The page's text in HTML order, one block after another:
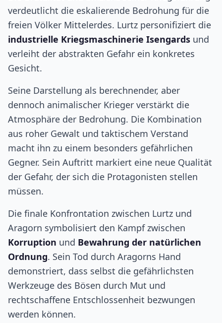
verdeutlicht die eskalierende Bedrohung für die
freien Völker Mittelerdes. Lurtz personifiziert die
industrielle Kriegsmaschinerie Isengards und
verleiht der abstrakten Gefahr ein konkretes
Gesicht.
Seine Darstellung als berechnender, aber
dennoch animalischer Krieger verstärkt die
Atmosphäre der Bedrohung. Die Kombination
aus roher Gewalt und taktischem Verstand
macht ihn zu einem besonders gefährlichen
Gegner. Sein Auftritt markiert eine neue Qualität
der Gefahr, der sich die Protagonisten stellen
müssen.
Die finale Konfrontation zwischen Lurtz und
Aragorn symbolisiert den Kampf zwischen
Korruption und Bewahrung der natürlichen
Ordnung. Sein Tod durch Aragorns Hand
demonstriert, dass selbst die gefährlichsten
Werkzeuge des Bösen durch Mut und
rechtschaffene Entschlossenheit bezwungen
werden können.